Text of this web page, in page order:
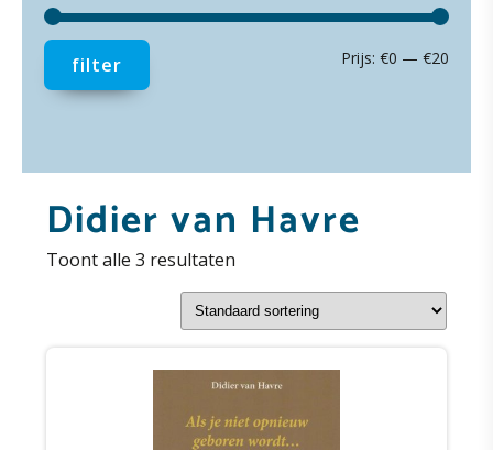
filter Prijs: €0 — €20
Didier van Havre
Toont alle 3 resultaten